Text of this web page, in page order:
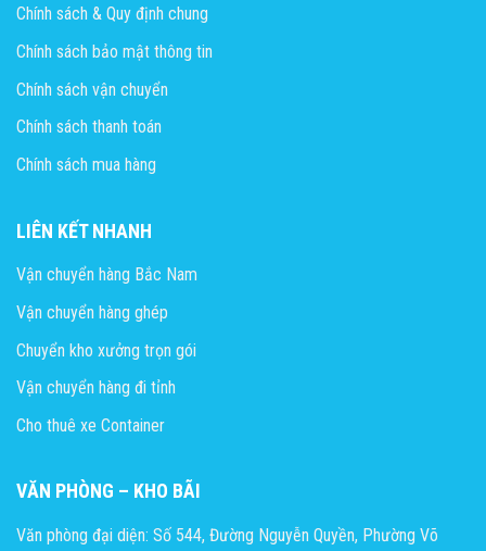
Chính sách & Quy định chung
Chính sách bảo mật thông tin
Chính sách vận chuyển
Chính sách thanh toán
Chính sách mua hàng
LIÊN KẾT NHANH
Vận chuyển hàng Bắc Nam
Vận chuyển hàng ghép
Chuyển kho xưởng trọn gói
Vận chuyển hàng đi tỉnh
Cho thuê xe Container
VĂN PHÒNG – KHO BÃI
Văn phòng đại diện: Số 544, Đường Nguyễn Quyền, Phường Võ